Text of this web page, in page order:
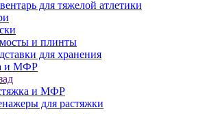
для тяжелой атлетики
и плинты
для хранения
и МФР
и МФР
для растяжки